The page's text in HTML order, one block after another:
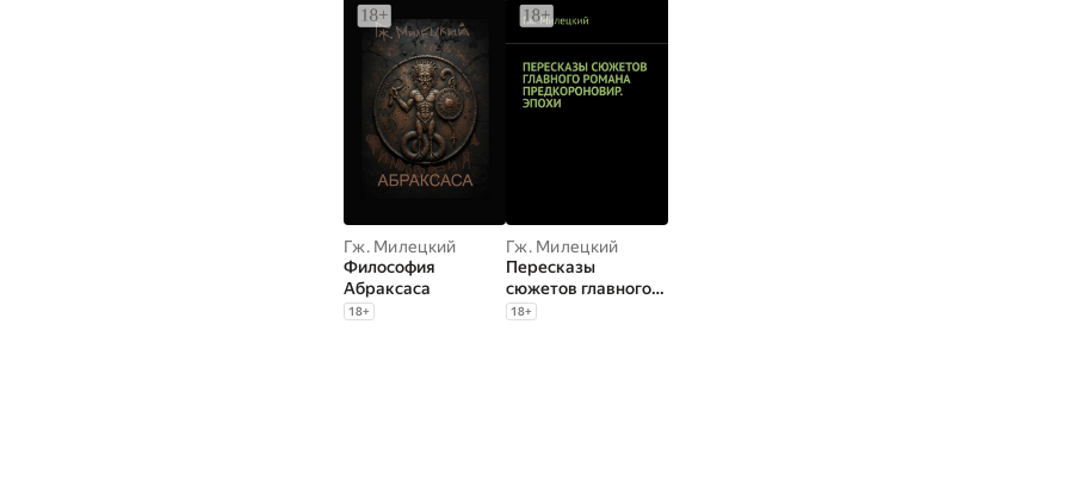
Гж. Милецкий
Философия
Абраксаса
18+
Гж. Милецкий
Пересказы
сюжетов главного
романа
18+